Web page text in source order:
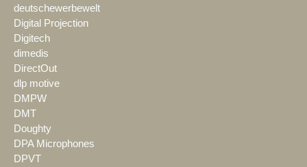
deutschewerbewelt
Digital Projection
Digitech
dimedis
DirectOut
dlp motive
DMPW
DMT
Doughty
DPA Microphones
DPVT